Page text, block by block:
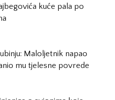
kuće pala po
Maloljetnik napao
mu tjelesne povrede